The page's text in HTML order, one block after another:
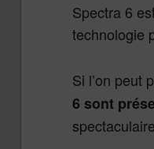
Spectra 6
technologie
Si l’on peut
6 sont